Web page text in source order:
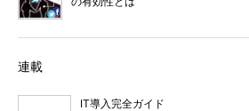
連載
IT導入完全ガイド